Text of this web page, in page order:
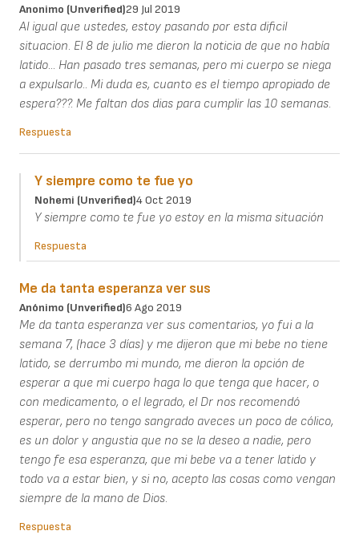
Anonimo (unverified)29 Jul 2019
Al igual que ustedes, estoy pasando por esta dificil
situacion. El 8 de julio me dieron la noticia de que no había
latido... Han pasado tres semanas, pero mi cuerpo se niega
a expulsarlo.. Mi duda es, cuanto es el tiempo apropiado de
espera???. Me faltan dos dias para cumplir las 10 semanas.
Respuesta
Y siempre como te fue yo
Nohemi (unverified)4 Oct 2019
Y siempre como te fue yo estoy en la misma situación
Respuesta
Me da tanta esperanza ver sus
Anónimo (unverified)6 Ago 2019
Me da tanta esperanza ver sus comentarios, yo fui a la
semana 7, (hace 3 días) y me dijeron que mi bebe no tiene
latido, se derrumbo mi mundo, me dieron la opción de
esperar a que mi cuerpo haga lo que tenga que hacer, o
con medicamento, o el legrado, el Dr nos recomendó
esperar, pero no tengo sangrado aveces un poco de cólico,
es un dolor y angustia que no se la deseo a nadie, pero
tengo fe esa esperanza, que mi bebe va a tener latido y
todo va a estar bien, y si no, acepto las cosas como vengan
siempre de la mano de Dios.
Respuesta